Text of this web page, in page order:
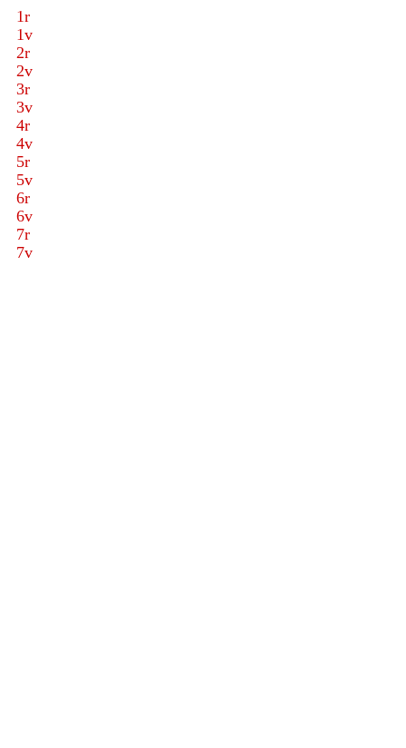
1r
1v
2r
2v
3r
3v
4r
4v
5r
5v
6r
6v
7r
7v